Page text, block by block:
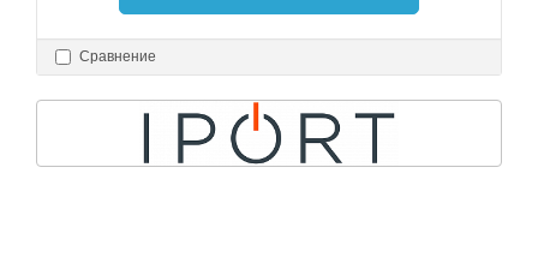
Сравнение